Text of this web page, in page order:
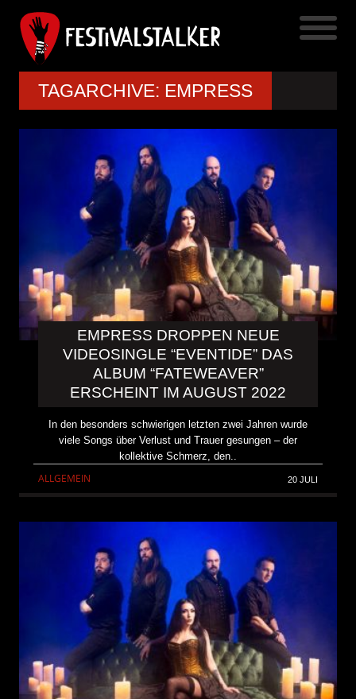
TAGARCHIVE: EMPRESS
EMPRESS DROPPEN NEUE
VIDEOSINGLE “EVENTIDE” DAS
ALBUM “FATEWEAVER”
ERSCHEINT IM AUGUST 2022
In den besonders schwierigen letzten zwei Jahren wurde
viele Songs über Verlust und Trauer gesungen – der
kollektive Schmerz, den..
ALLGEMEIN 20 JULI